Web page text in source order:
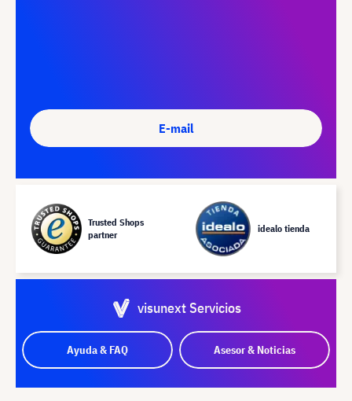
E-mail
Trusted Shops
partner
idealo tienda
visunext Servicios
Ayuda & FAQ Asesor & Noticias